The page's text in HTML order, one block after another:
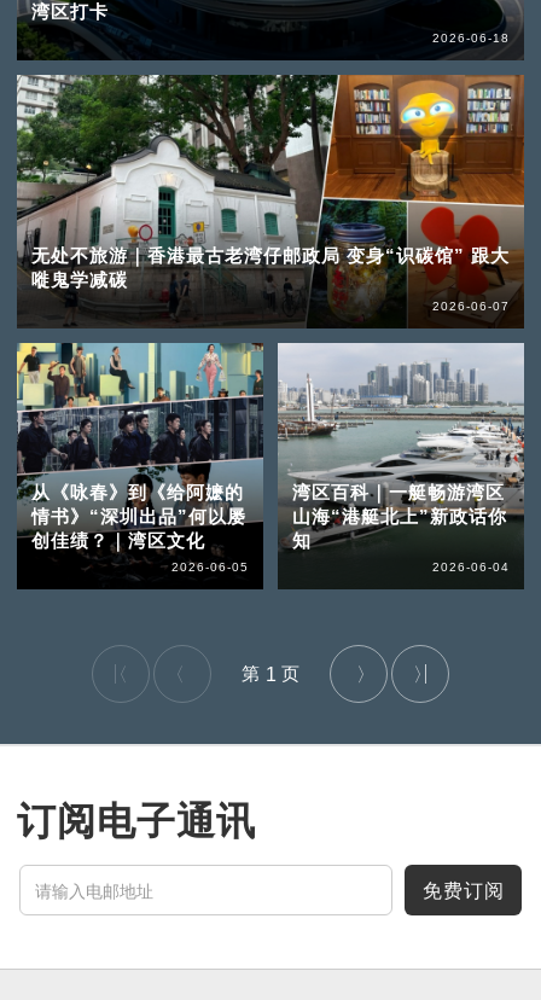
湾区打卡
2026-06-18
无处不旅游｜香港最古老湾仔邮政局 变身“识碳馆” 跟大
嘥鬼学减碳
2026-06-07
从《咏春》到《给阿嬷的
情书》“深圳出品”何以屡
创佳绩？｜湾区文化
2026-06-05
湾区百科｜一艇畅游湾区
山海“港艇北上”新政话你
知
2026-06-04
1
订阅电子通讯
免费订阅